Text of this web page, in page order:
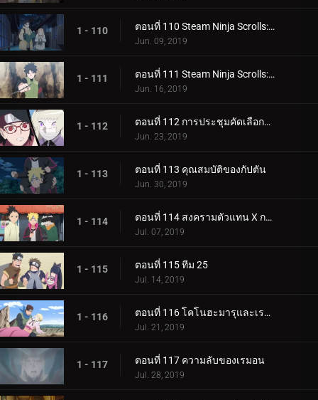
1 - 110 ตอนที่ 110 Steam Ninja Scrolls: น้ำพุร้อนฟื้นคืนชีพ!
Jun. 09, 2019
1 - 111 ตอนที่ 111 Steam Ninja Scrolls: ราชาแห่งมิไร!
Jun. 16, 2019
1 - 112 ตอนที่ 112 การประชุมคัดเลือกจูนิน
Jun. 23, 2019
1 - 113 ตอนที่ 113 คุณสมบัติของกัปตัน
Jun. 30, 2019
1 - 114 ตอนที่ 114 สงครามตัวแทน X การ์ด!
Jul. 07, 2019
1 - 115 ตอนที่ 115 ทีม 25
Jul. 14, 2019
1 - 116 ตอนที่ 116 โคโนฮะมารุและเรมอน
Jul. 21, 2019
1 - 117 ตอนที่ 117 ความลับของเรมอน
Jul. 28, 2019